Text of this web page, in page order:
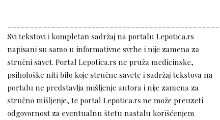
Svi tekstovi i kompletan sadržaj na portalu Lepotica.rs
napisani su samo u informativne svrhe i nije zamena za
stručni savet. Portal Lepotica.rs ne pruža medicinske,
psihološke niti bilo koje stručne savete i sadržaj tekstova na
portalu ne predstavlja mišljenje autora i nije zamena za
stručno mišljenje, te portal Lepotica.rs ne može preuzeti
odgovornost za eventualnu štetu nastalu korišćenjem